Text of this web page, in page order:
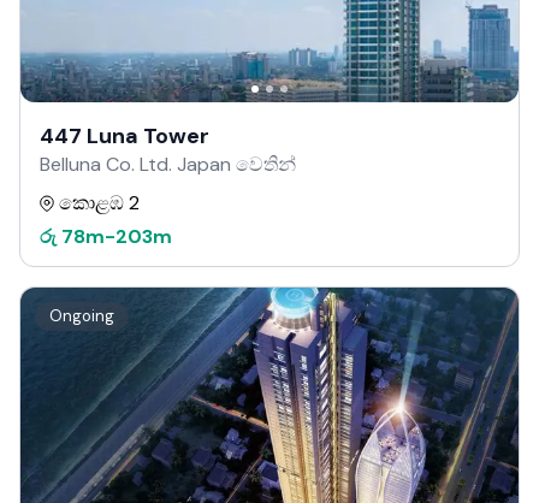
447 Luna Tower
Belluna Co. Ltd. Japan වෙතින්
කොළඹ 2
රු 78m-203m
Ongoing